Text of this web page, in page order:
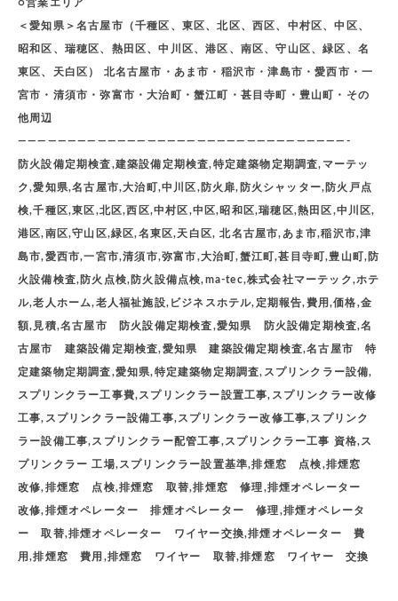
○営業エリア
＜愛知県＞名古屋市（千種区、東区、北区、西区、中村区、中区、
昭和区、瑞穂区、熱田区、中川区、港区、南区、守山区、緑区、名
東区、天白区） 北名古屋市・あま市・稲沢市・津島市・愛西市・一
宮市・清須市・弥富市・大治町・蟹江町・甚目寺町・豊山町・その
他周辺
—————————————————————————————————-
防火設備定期検査,建築設備定期検査,特定建築物定期調査,マーテッ
ク,愛知県,名古屋市,大治町,中川区,防火扉,防火シャッター,防火戸点
検,千種区,東区,北区,西区,中村区,中区,昭和区,瑞穂区,熱田区,中川区,
港区,南区,守山区,緑区,名東区,天白区, 北名古屋市,あま市,稲沢市,津
島市,愛西市,一宮市,清須市,弥富市,大治町,蟹江町,甚目寺町,豊山町,防
火設備検査,防火点検,防火設備点検,ma-tec,株式会社マーテック,ホテ
ル,老人ホーム,老人福祉施設,ビジネスホテル,定期報告,費用,価格,金
額,見積,名古屋市 防火設備定期検査,愛知県 防火設備定期検査,名
古屋市 建築設備定期検査,愛知県 建築設備定期検査,名古屋市 特
定建築物定期調査,愛知県,特定建築物定期調査,スプリンクラー設備,
スプリンクラー工事費,スプリンクラー設置工事,スプリンクラー改修
工事,スプリンクラー設備工事,スプリンクラー改修工事,スプリンク
ラー設備工事,スプリンクラー配管工事,スプリンクラー工事 資格,ス
プリンクラー 工場,スプリンクラー設置基準,排煙窓 点検,排煙窓
改修,排煙窓 点検,排煙窓 取替,排煙窓 修理,排煙オペレーター
改修,排煙オペレーター 排煙オペレーター 修理,排煙オペレータ
ー 取替,排煙オペレーター ワイヤー交換,排煙オペレーター 費
用,排煙窓 費用,排煙窓 ワイヤー 取替,排煙窓 ワイヤー 交換